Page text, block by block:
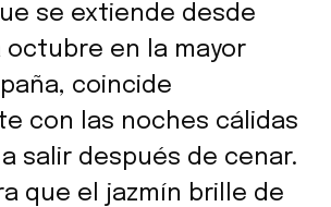
se extiende desde
octubre en la mayor
coincide
con las noches cálidas
salir después de cenar.
que el jazmín brille de